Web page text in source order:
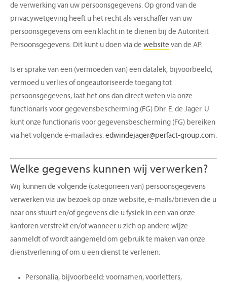
de verwerking van uw persoonsgegevens. Op grond van de
privacywetgeving heeft u het recht als verschaffer van uw
persoonsgegevens om een klacht in te dienen bij de Autoriteit
Persoonsgegevens. Dit kunt u doen via de website van de AP.
Is er sprake van een (vermoeden van) een datalek, bijvoorbeeld,
vermoed u verlies of ongeautoriseerde toegang tot
persoonsgegevens, laat het ons dan direct weten via onze
functionaris voor gegevensbescherming (FG) Dhr. E. de Jager. U
kunt onze functionaris voor gegevensbescherming (FG) bereiken
via het volgende e-mailadres: edwindejager@perfact-group.com.
Welke gegevens kunnen wij verwerken?
Wij kunnen de volgende (categorieën van) persoonsgegevens
verwerken via uw bezoek op onze website, e-mails/brieven die u
naar ons stuurt en/of gegevens die u fysiek in een van onze
kantoren verstrekt en/of wanneer u zich op andere wijze
aanmeldt of wordt aangemeld om gebruik te maken van onze
dienstverlening of om u een dienst te verlenen:
Personalia, bijvoorbeeld: voornamen, voorletters,